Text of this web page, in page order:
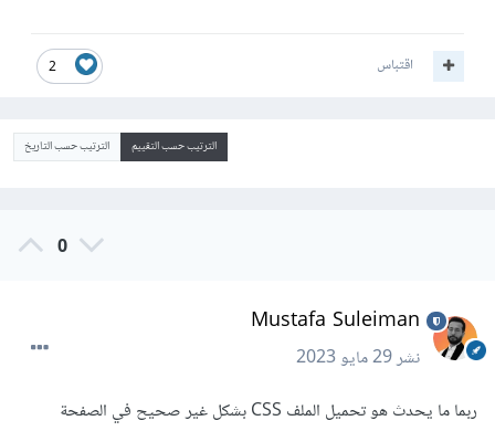
2 اقتباس
الترتيب حسب التقييم الترتيب حسب التاريخ
0
Mustafa Suleiman
نشر29 مايو 2023
ربما ما يحدث هو تحميل الملف CSS بشكل غير صحيح في الصفحة